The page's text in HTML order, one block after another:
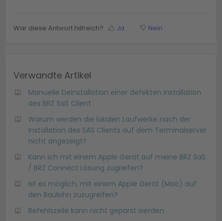
War diese Antwort hilfreich? Ja Nein
Verwandte Artikel
Manuelle Deinstallation einer defekten Installation
des BRZ SaS Client
Warum werden die lokalen Laufwerke nach der
Installation des SAS Clients auf dem Terminalserver
nicht angezeigt?
Kann ich mit einem Apple Gerät auf meine BRZ SaS
/ BRZ Connect Lösung zugreifen?
Ist es möglich, mit einem Apple Gerät (Mac) auf
den Baulohn zuzugreifen?
Befehlszeile kann nicht geparst werden